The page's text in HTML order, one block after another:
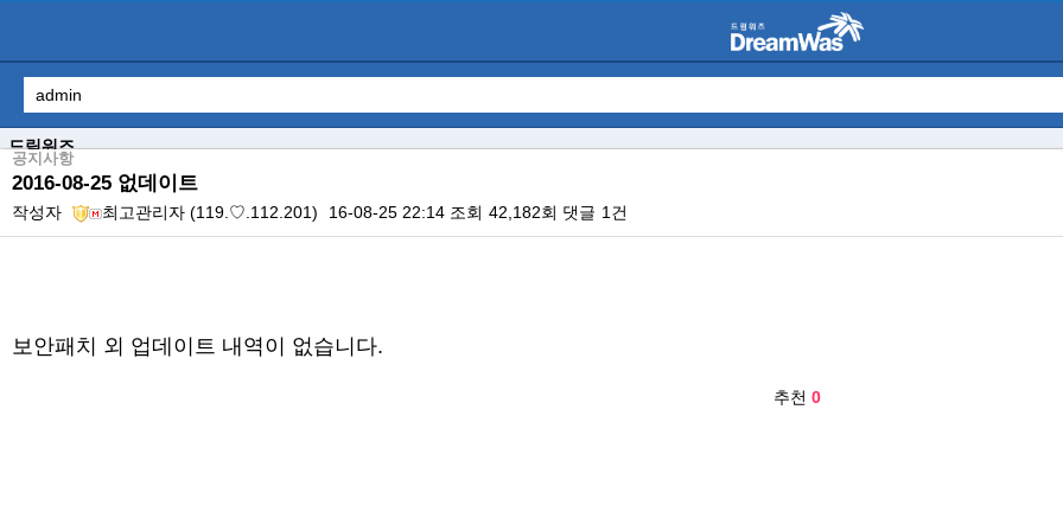
드림워즈
공지사항
2016-08-25 없데이트
작성자 최고관리자 (119.♡.112.201) 16-08-25 22:14 조회 42,182회 댓글 1건
보안패치 외 업데이트 내역이 없습니다.
추천 0